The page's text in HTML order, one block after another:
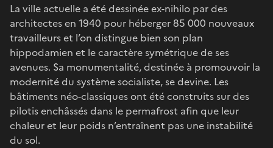
La ville actuelle a été dessinée ex-nihilo par des
architectes en 1940 pour héberger 85 000 nouveaux
travailleurs et l’on distingue bien son plan
hippodamien et le caractère symétrique de ses
avenues. Sa monumentalité, destinée à promouvoir la
modernité du système socialiste, se devine. Les
bâtiments néo-classiques ont été construits sur des
pilotis enchâssés dans le permafrost afin que leur
chaleur et leur poids n’entraînent pas une instabilité
du sol.